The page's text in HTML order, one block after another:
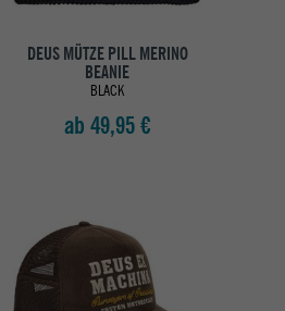
DEUS MÜTZE PILL MERINO
BEANIE
BLACK
ab 49,95 €